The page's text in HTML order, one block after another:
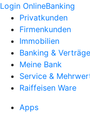
Login OnlineBanking
Privatkunden
Firmenkunden
Immobilien
Banking & Verträge
Meine Bank
Service &
Raiffeisen Ware
Apps